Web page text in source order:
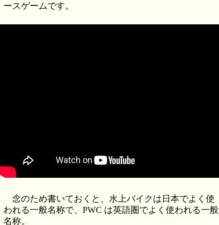
ースゲームです。
念のため書いておくと、水上バイクは日本でよく使
われる一般名称で、PWC は英語圏でよく使われる一般
名称。